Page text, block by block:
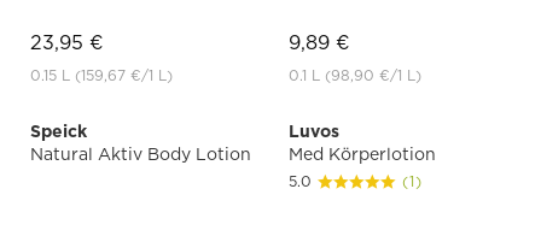
23,95 €
0.15 L (159,67 €/1 L)
9,89 €
0.1 L (98,90 €/1 L)
Speick
Natural Aktiv Body Lotion
Luvos
Med Körperlotion
5.0 (1)